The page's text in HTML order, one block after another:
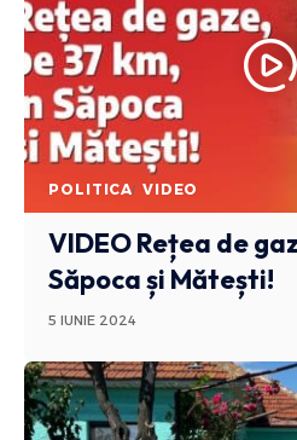
POLITICA VIDEO
VIDEO Rețea de
Săpoca și Mătești!
5 IUNIE 2024